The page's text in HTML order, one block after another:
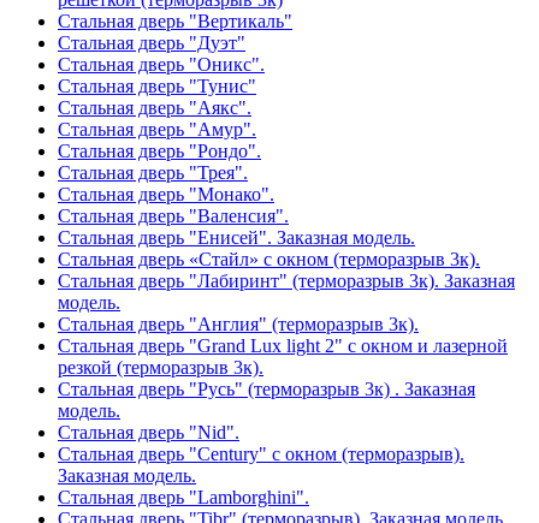
Стальная дверь "Вертикаль"
Стальная дверь "Дуэт"
Стальная дверь "Оникс".
Стальная дверь "Тунис"
Стальная дверь "Аякс".
Стальная дверь "Амур".
Стальная дверь "Рондо".
Стальная дверь "Трея".
Стальная дверь "Монако".
Стальная дверь "Валенсия".
Стальная дверь "Енисей". Заказная модель.
Стальная дверь «Стайл» с окном (терморазрыв 3к).
Стальная дверь "Лабиринт" (терморазрыв 3к). Заказная
модель.
Стальная дверь "Англия" (терморазрыв 3к).
Стальная дверь "Grand Lux light 2" с окном и лазерной
резкой (терморазрыв 3к).
Стальная дверь "Русь" (терморазрыв 3к) . Заказная
модель.
Стальная дверь "Nid".
Стальная дверь "Century" с окном (терморазрыв).
Заказная модель.
Стальная дверь "Lamborghini".
Стальная дверь "Tibr" (терморазрыв). Заказная модель.